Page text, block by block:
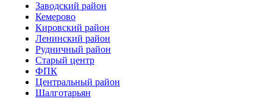
Заводский район
Кемерово
Кировский район
Ленинский район
Рудничный район
Старый центр
ФПК
Центральный район
Шалготарьян